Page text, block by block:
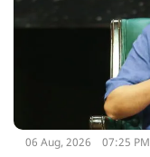
06 Aug, 2026 07:25 PM